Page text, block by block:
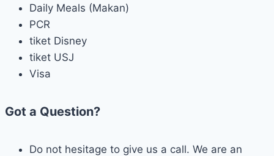
Daily Meals (Makan)
PCR
tiket Disney
tiket USJ
Visa
Got a Question?
Do not hesitage to give us a call. We are an